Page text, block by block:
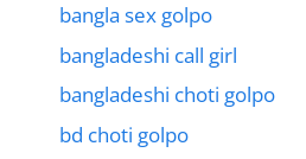
bangla sex golpo
bangladeshi call girl
bangladeshi choti golpo
bd choti golpo